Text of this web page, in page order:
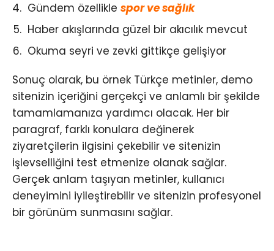
Gündem özellikle spor ve sağlık
Haber akışlarında güzel bir akıcılık mevcut
Okuma seyri ve zevki gittikçe gelişiyor
Sonuç olarak, bu örnek Türkçe metinler, demo
sitenizin içeriğini gerçekçi ve anlamlı bir şekilde
tamamlamanıza yardımcı olacak. Her bir
paragraf, farklı konulara değinerek
ziyaretçilerin ilgisini çekebilir ve sitenizin
işlevselliğini test etmenize olanak sağlar.
Gerçek anlam taşıyan metinler, kullanıcı
deneyimini iyileştirebilir ve sitenizin profesyonel
bir görünüm sunmasını sağlar.